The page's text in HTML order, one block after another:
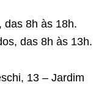
das 8h às 18h.
das 8h às 13h.
13 – Jardim